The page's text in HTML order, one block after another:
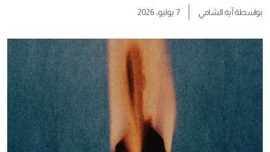
بواسطةآية الشامي 7 يوليو، 2026